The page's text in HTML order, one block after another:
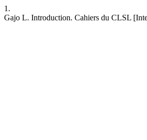
1.
Gajo L. Introduction. Cahiers du CLSL